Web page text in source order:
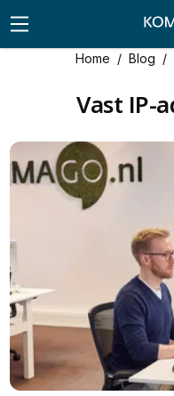
Home / Blog /
Vast IP-